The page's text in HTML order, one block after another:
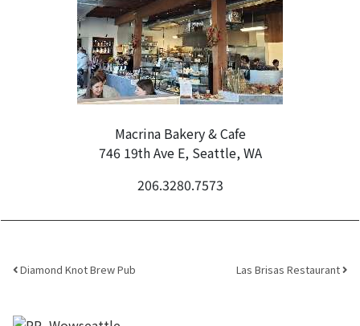
Macrina Bakery & Cafe
746 19th Ave E, Seattle, WA
206.3280.7573
Post navigation
Diamond Knot Brew Pub Las Brisas Restaurant